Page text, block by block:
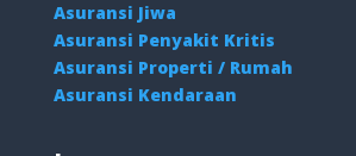
Asuransi Jiwa
Asuransi Penyakit Kritis
Asuransi Properti / Rumah
Asuransi Kendaraan